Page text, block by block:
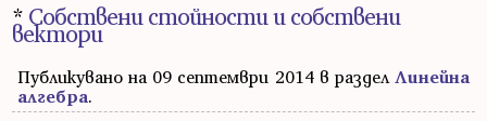
* Собствени стойности и собствени
вектори
Публикувано на 09 септември 2014 в раздел Линейна
алгебра.